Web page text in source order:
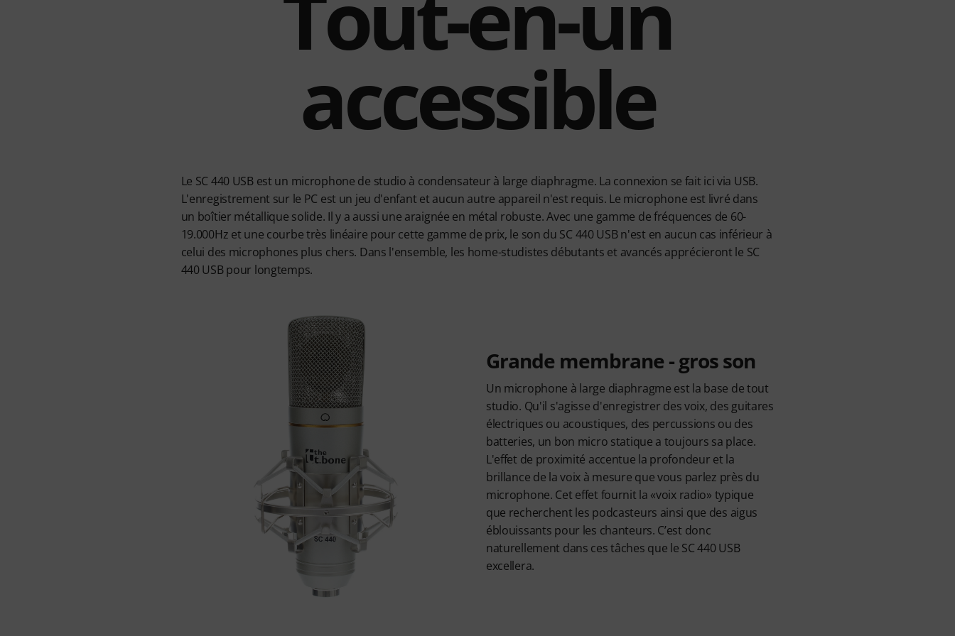
accessible
Le SC 440 USB est un microphone de studio à condensateur à large diaphragme. La connexion se fait ici via USB.
L'enregistrement sur le PC est un jeu d'enfant et aucun autre appareil n'est requis. Le microphone est livré dans
un boîtier métallique solide. Il y a aussi une araignée en métal robuste. Avec une gamme de fréquences de 60-
19.000Hz et une courbe très linéaire pour cette gamme de prix, le son du SC 440 USB n'est en aucun cas inférieur à
celui des microphones plus chers. Dans l'ensemble, les home-studistes débutants et avancés apprécieront le SC
440 USB pour longtemps.
Grande membrane - gros son
Un microphone à large diaphragme est la base de tout
studio. Qu'il s'agisse d'enregistrer des voix, des guitares
électriques ou acoustiques, des percussions ou des
batteries, un bon micro statique a toujours sa place.
L'effet de proximité accentue la profondeur et la
brillance de la voix à mesure que vous parlez près du
microphone. Cet effet fournit la «voix radio» typique
que recherchent les podcasteurs ainsi que des aigus
éblouissants pour les chanteurs. C’est donc
naturellement dans ces tâches que le SC 440 USB
excellera.